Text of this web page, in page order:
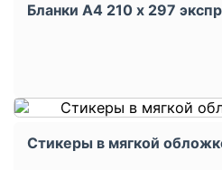
Бланки А4 210 х 297
Стикеры в мягкой